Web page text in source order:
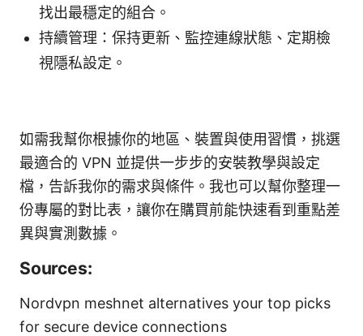
找出最穩定的組合。
持續管理：保持更新、監控連線狀態、定期檢
視隱私設定。
如需我幫你根據你的地區、裝置與使用習慣，挑選
最適合的 VPN 並提供一步步的安裝教學與設定
檔，告訴我你的需求與條件。我也可以幫你整理一
份專屬的對比表，讓你在購買前能快速看到重點差
異與實測數據。
Sources:
Nordvpn meshnet alternatives your top picks
for secure device connections